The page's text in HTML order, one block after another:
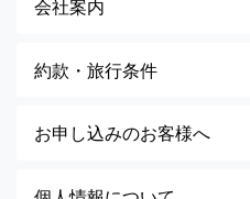
会社案内
約款・旅行条件
お申し込みのお客様へ